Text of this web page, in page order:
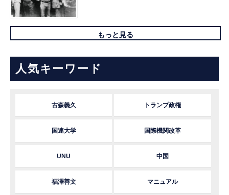
もっと見る
人気キーワード
古森義久 トランプ政権
国連大学 国際機関改革
UNU 中国
福澤善文 マニュアル